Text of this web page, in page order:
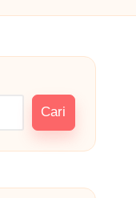
Cari